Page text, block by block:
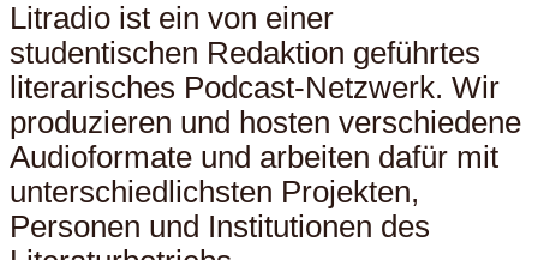
Litradio ist ein von einer
studentischen Redaktion geführtes
literarisches Podcast-Netzwerk. Wir
produzieren und hosten verschiedene
Audioformate und arbeiten dafür mit
unterschiedlichsten Projekten,
Personen und Institutionen des